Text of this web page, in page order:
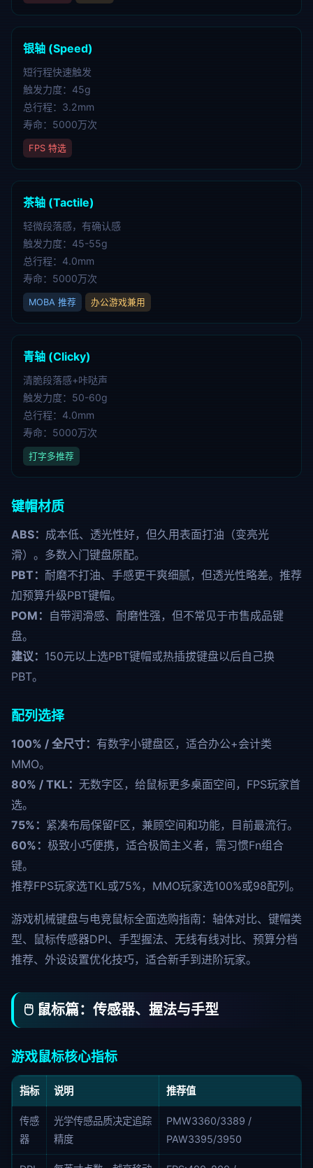
银轴 (Speed)
短行程快速触发
触发力度：45g
总行程：3.2mm
寿命：5000万次
FPS 特选
茶轴 (Tactile)
轻微段落感，有确认感
触发力度：45-55g
总行程：4.0mm
寿命：5000万次
MOBA 推荐 办公游戏兼用
青轴 (Clicky)
清脆段落感+咔哒声
触发力度：50-60g
总行程：4.0mm
寿命：5000万次
打字多推荐
键帽材质
ABS： 成本低、透光性好，但久用表面打油（变亮光
滑）。多数入门键盘原配。
PBT： 耐磨不打油、手感更干爽细腻，但透光性略差。推荐
加预算升级PBT键帽。
POM： 自带润滑感、耐磨性强，但不常见于市售成品键
盘。
建议： 150元以上选PBT键帽或热插拔键盘以后自己换
PBT。
配列选择
100% / 全尺寸： 有数字小键盘区，适合办公+会计类
MMO。
80% / TKL： 无数字区，给鼠标更多桌面空间，FPS玩家首
选。
75%： 紧凑布局保留F区，兼顾空间和功能，目前最流行。
60%： 极致小巧便携，适合极简主义者，需习惯Fn组合
键。
推荐FPS玩家选TKL或75%，MMO玩家选100%或98配列。
游戏机械键盘与电竞鼠标全面选购指南：轴体对比、键帽类
型、鼠标传感器DPI、手型握法、无线有线对比、预算分档
推荐、外设设置优化技巧，适合新手到进阶玩家。
🖱️ 鼠标篇：传感器、握法与手型
游戏鼠标核心指标
指标 说明 推荐值
传感
器
光学传感品质决定追踪
精度
PMW3360/3389 /
PAW3395/3950